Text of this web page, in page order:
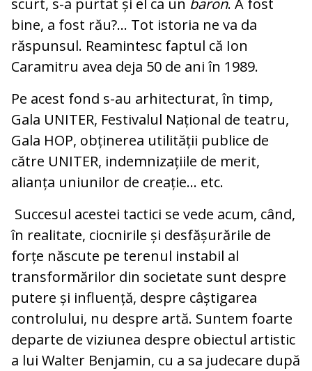
scurt, s-a purtat și el ca un baron. A fost
bine, a fost rău?… Tot istoria ne va da
răspunsul. Reamintesc faptul că Ion
Caramitru avea deja 50 de ani în 1989.
Pe acest fond s-au arhitecturat, în timp,
Gala UNITER, Festivalul Național de teatru,
Gala HOP, obținerea utilității publice de
către UNITER, indemnizațiile de merit,
alianța uniunilor de creație... etc.
Succesul acestei tactici se vede acum, când,
în realitate, ciocnirile și desfășurările de
forțe născute pe terenul instabil al
transformărilor din societate sunt despre
putere și influență, despre câștigarea
controlului, nu despre artă. Suntem foarte
departe de viziunea despre obiectul artistic
a lui Walter Benjamin, cu a sa judecare după